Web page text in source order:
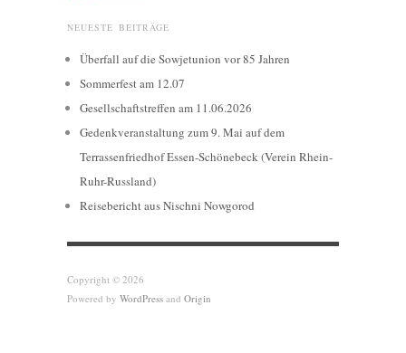
NEUESTE BEITRÄGE
Überfall auf die Sowjetunion vor 85 Jahren
Sommerfest am 12.07
Gesellschaftstreffen am 11.06.2026
Gedenkveranstaltung zum 9. Mai auf dem
Terrassenfriedhof Essen-Schönebeck (Verein Rhein-
Ruhr-Russland)
Reisebericht aus Nischni Nowgorod
Copyright © 2026
Powered by WordPress and Origin